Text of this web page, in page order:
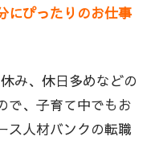
にぴったりのお仕事
み、休日多めなどの
で、子育て中でもお
ス人材バンクの転職